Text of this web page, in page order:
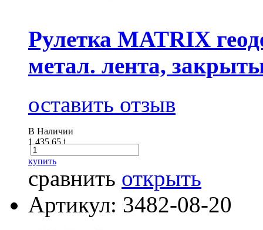
Рулетка MATRIX
метал. лента,
оставить отзыв
В Наличии
1 435.65i
купить
сравнить открыть
Артикул: 3482-08-20